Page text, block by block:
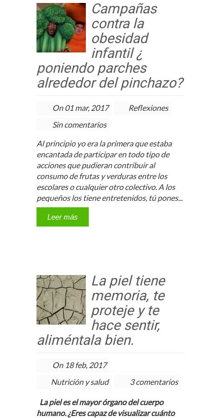
Campañas
contra la
obesidad
infantil ¿
poniendo parches
alrededor del pinchazo?
On 01 mar, 2017
Reflexiones
Sin comentarios
Al principio yo era la primera que estaba
encantada de participar en todo tipo de
acciones que pudieran contribuir al
consumo de frutas y verduras entre los
escolares o cualquier otro colectivo. A los
pequeños los tiene entretenidos, tú pones...
Leer más
La piel tiene
memoria, te
proteje y te
hace sentir,
aliméntala bien.
On 18 feb, 2017
Nutrición y salud
3 comentarios
La piel es el mayor órgano del cuerpo
humano. ¿Eres capaz de visualizar cuánto